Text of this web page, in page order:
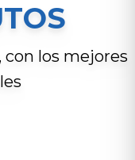
los mejores